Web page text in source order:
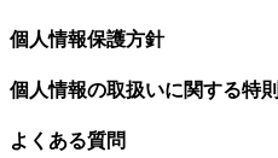
個人情報保護方針
個人情報の取扱いに関する特則
よくある質問